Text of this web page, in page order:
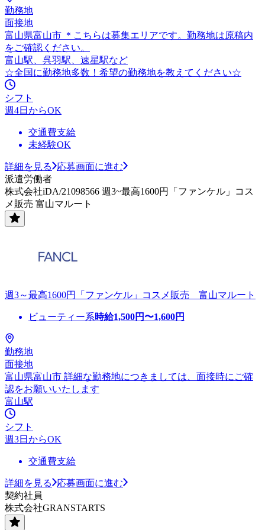
勤務地
面接地
富山県富山市 ＊こちらは募集エリアです。勤務地は原稿内
をご確認ください。
富山駅、呉羽駅、速星駅など
☆全国に勤務地多数！希望の勤務地を教えてください☆
シフト
週4日からOK
交通費支給
未経験OK
詳細を見る
応募画面に進む
派遣労働者
株式会社iDA/21098566 週3~最高1600円「ファンケル」コス
メ販売 富山マルート
週3～最高1600円「ファンケル」コスメ販売 富山マルート
ビューティー系時給1,500円〜1,600円
勤務地
面接地
富山県富山市 詳細な勤務地につきましては、面接時にご確
認をお願いいたします
富山駅
シフト
週3日からOK
交通費支給
詳細を見る
応募画面に進む
契約社員
株式会社GRANSTARTS